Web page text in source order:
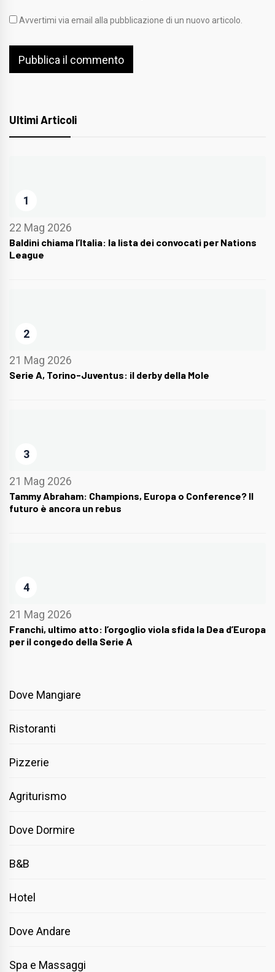
Avvertimi via email alla pubblicazione di un nuovo articolo.
Ultimi Articoli
1
22 Mag 2026
Baldini chiama l’Italia: la lista dei convocati per Nations
League
2
21 Mag 2026
Serie A, Torino-Juventus: il derby della Mole
3
21 Mag 2026
Tammy Abraham: Champions, Europa o Conference? Il
futuro è ancora un rebus
4
21 Mag 2026
Franchi, ultimo atto: l’orgoglio viola sfida la Dea d’Europa
per il congedo della Serie A
Dove Mangiare
Ristoranti
Pizzerie
Agriturismo
Dove Dormire
B&B
Hotel
Dove Andare
Spa e Massaggi